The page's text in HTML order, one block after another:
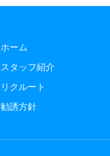
ホーム
スタッフ紹介
リクルート
勧誘方針